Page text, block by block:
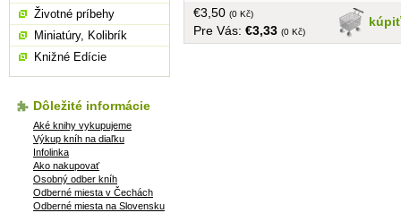
kúpiť
€3,50 (0 Kč)
Pre Vás: €3,33 (0 Kč)
Životné príbehy
Miniatúry, Kolibrík
Knižné Edície
Dôležité informácie
Aké knihy vykupujeme
Výkup kníh na diaľku
Infolinka
Ako nakupovať
Osobný odber kníh
Odberné miesta v Čechách
Odberné miesta na Slovensku